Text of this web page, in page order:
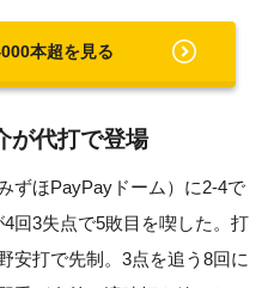
本超を見る
が代打で登場
ずほPayPayドーム）に2-4で
回3失点で5敗目を喫した。打
安打で先制。3点を追う8回に